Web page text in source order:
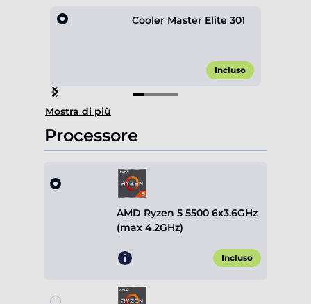
Cooler Master Elite 301
Incluso
Item
1
of
4
Mostra di più
Processore
AMD Ryzen 5 5500 6x3.6GHz
(max 4.2GHz)
Incluso